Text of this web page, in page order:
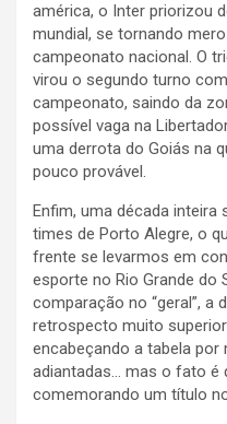
américa, o Inter priorizou
mundial, se tornando
campeonato nacional. O
virou o segundo turno
campeonato, saindo da
possível vaga na
uma derrota do Goiás na
pouco provável.
Enfim, uma década
times de Porto Alegre, o
frente se levarmos em
esporte no Rio Grande do
comparação no “geral”, a
retrospecto muito
encabeçando a tabela
adiantadas… mas o fato é
comemorando um título